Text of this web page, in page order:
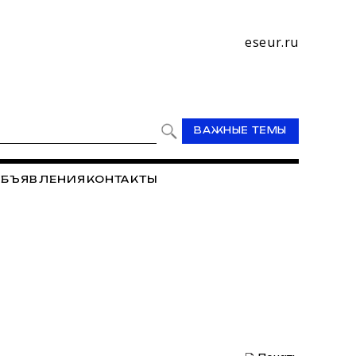
eseur.ru
ВАЖНЫЕ ТЕМЫ
КОНТАКТЫ